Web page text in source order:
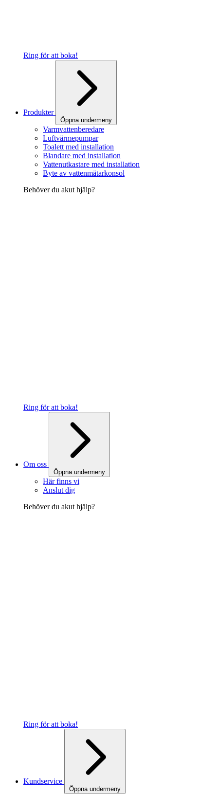
Ring för att boka!
Produkter
Öppna undermeny
Varmvattenberedare
Luftvärmepumpar
Toalett med installation
Blandare med installation
Vattenutkastare med installation
Byte av vattenmätarkonsol
Behöver du akut hjälp?
Ring för att boka!
Om oss
Öppna undermeny
Här finns vi
Anslut dig
Behöver du akut hjälp?
Ring för att boka!
Kundservice
Öppna undermeny